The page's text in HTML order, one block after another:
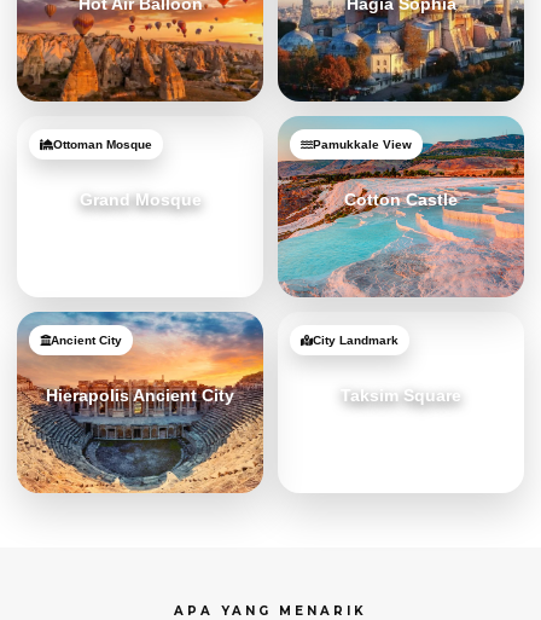
Hot Air Balloon Hagia Sophia
Grand Mosque
Ottoman Mosque
Cotton Castle
Pamukkale View
Hierapolis Ancient City
Ancient City
Taksim Square
City Landmark
APA YANG MENARIK